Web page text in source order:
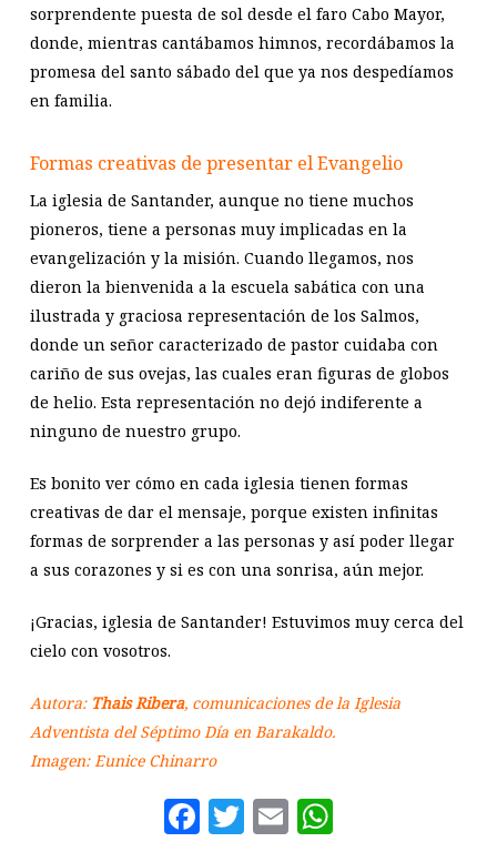
sorprendente puesta de sol desde el faro Cabo Mayor,
donde, mientras cantábamos himnos, recordábamos la
promesa del santo sábado del que ya nos despedíamos
en familia.
Formas creativas de presentar el Evangelio
La iglesia de Santander, aunque no tiene muchos
pioneros, tiene a personas muy implicadas en la
evangelización y la misión. Cuando llegamos, nos
dieron la bienvenida a la escuela sabática con una
ilustrada y graciosa representación de los Salmos,
donde un señor caracterizado de pastor cuidaba con
cariño de sus ovejas, las cuales eran figuras de globos
de helio. Esta representación no dejó indiferente a
ninguno de nuestro grupo.
Es bonito ver cómo en cada iglesia tienen formas
creativas de dar el mensaje, porque existen infinitas
formas de sorprender a las personas y así poder llegar
a sus corazones y si es con una sonrisa, aún mejor.
¡Gracias, iglesia de Santander! Estuvimos muy cerca del
cielo con vosotros.
Autora: Thais Ribera, comunicaciones de la Iglesia
Adventista del Séptimo Día en Barakaldo.
Imagen: Eunice Chinarro
Facebook
Twitter
Email